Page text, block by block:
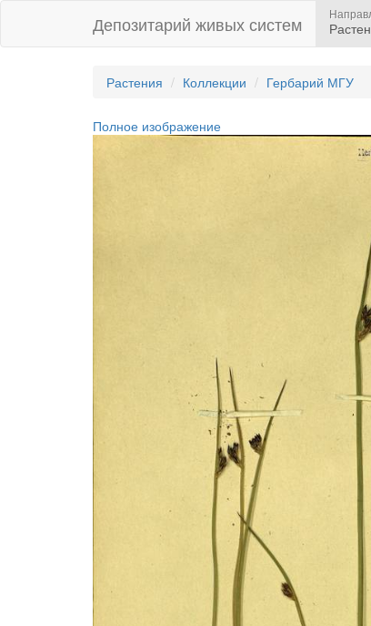
Депозитарий живых систем
Растения Коллекции Гербарий МГУ
Полное изображение